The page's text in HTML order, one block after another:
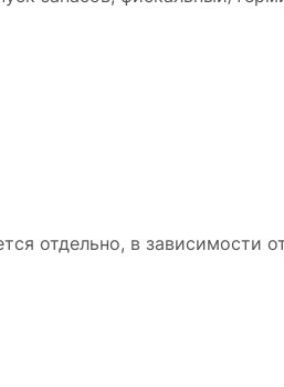
отдельно, в зависимости